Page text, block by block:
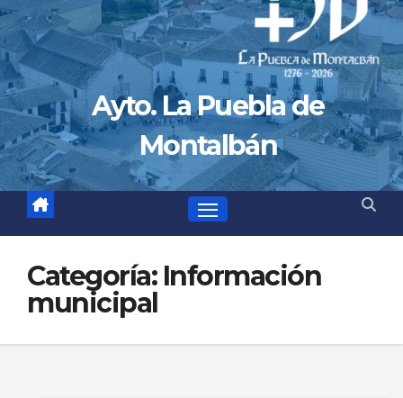
Ayto. La Puebla de
Montalbán
Categoría: Información
municipal